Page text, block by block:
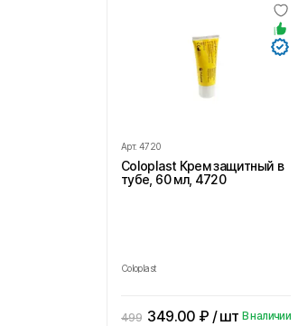
Арт. 4720
Coloplast Крем защитный в
тубе, 60 мл, 4720
Coloplast
499 349.00 ₽ / шт В наличии